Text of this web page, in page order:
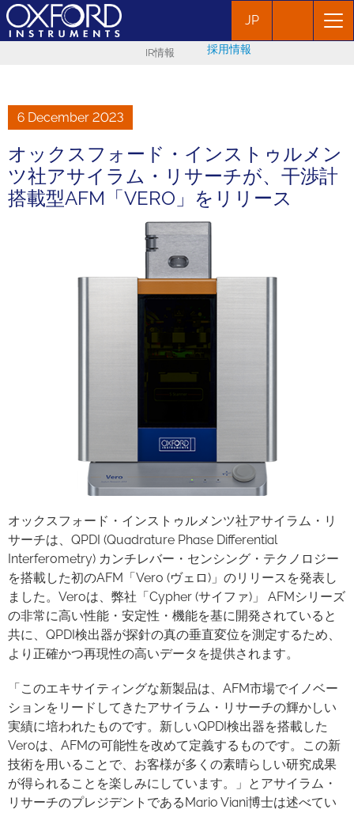
JP
IR情報 採用情報
6 December 2023
オックスフォード・インストゥルメン
ツ社アサイラム・リサーチが、干渉計
搭載型AFM「VERO」をリリース
オックスフォード・インストゥルメンツ社アサイラム・リ
サーチは、QPDI (Quadrature Phase Differential
Interferometry) カンチレバー・センシング・テクノロジー
を搭載した初のAFM「Vero (ヴェロ)」のリリースを発表し
ました。Veroは、弊社「Cypher (サイファ)」 AFMシリーズ
の非常に高い性能・安定性・機能を基に開発されていると
共に、QPDI検出器が探針の真の垂直変位を測定するため、
より正確かつ再現性の高いデータを提供されます。
「このエキサイティングな新製品は、AFM市場でイノベー
ションをリードしてきたアサイラム・リサーチの輝かしい
実績に培われたものです。新しいQPDI検出器を搭載した
Veroは、AFMの可能性を改めて定義するものです。この新
技術を用いることで、お客様が多くの素晴らしい研究成果
が得られることを楽しみにしています。」とアサイラム・
リサーチのプレジデントであるMario Viani博士は述べてい